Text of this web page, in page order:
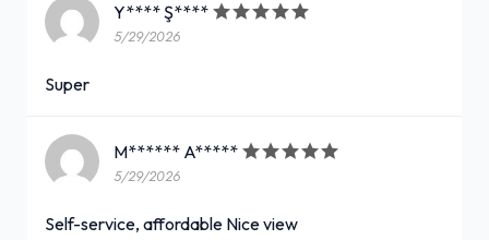
Y**** Ş****
5/29/2026
Super
M****** A*****
5/29/2026
Self-service, affordable Nice view